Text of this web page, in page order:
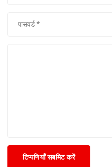
टिप्पणियाँ सबमिट करें